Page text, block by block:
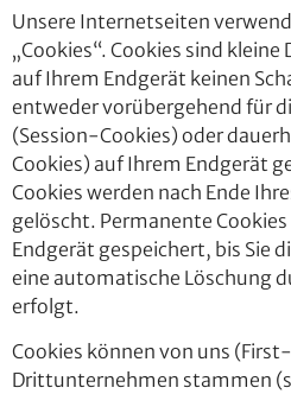
Unsere Internetseiten
„Cookies“. Cookies sind
auf Ihrem Endgerät keinen
entweder vorübergehend für
(Session-Cookies) oder
Cookies) auf Ihrem Endgerät
Cookies werden nach Ende
gelöscht. Permanente
Endgerät gespeichert, bis Sie
eine automatische Löschung
erfolgt.
Cookies können von uns
Drittunternehmen stammen